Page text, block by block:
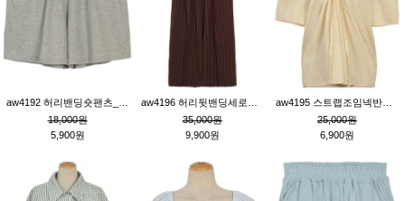
18,000원
5,900원
35,000원
9,900원
25,000원
6,900원